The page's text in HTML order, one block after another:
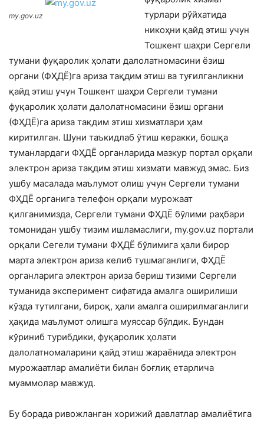
my.gov.uz
турлари рўйхатида
никоҳни қайд этиш учун
Тошкент шаҳри Сергели
тумани фуқаролик ҳолати далолатномасини ёзиш
органи (ФҲДЁ)га ариза тақдим этиш ва туғилганликни
қайд этиш учун Тошкент шаҳри Сергели тумани
фуқаролик ҳолати далолатномасини ёзиш органи
(ФҲДЁ)га ариза тақдим этиш хизматлари ҳам
киритилган. Шуни таъкидлаб ўтиш керакки, бошқа
туманлардаги ФҲДЁ органларида мазкур портал орқали
электрон ариза тақдим этиш хизмати мавжуд эмас. Биз
ушбу масалада маълумот олиш учун Сергели тумани
ФҲДЁ органига телефон орқали мурожаат
қилганимизда, Сергели тумани ФҲДЁ бўлими раҳбари
томонидан ушбу тизим ишламаслиги, my.gov.uz портали
орқали Сегели тумани ФҲДЁ бўлимига ҳали бирор
марта электрон ариза келиб тушмаганлиги, ФҲДЁ
органларига электрон ариза бериш тизими Сергели
туманида эксперимент сифатида амалга оширилиши
кўзда тутилгани, бироқ, ҳали амалга оширилмаганлиги
ҳақида маълумот олишга муяссар бўлдик. Бундан
кўриниб турибдики, фуқаролик ҳолати
далолатномаларини қайд этиш жараёнида электрон
мурожаатлар амалиёти билан боғлиқ етарлича
муаммолар мавжуд.
Бу борада ривожланган хорижий давлатлар амалиётига